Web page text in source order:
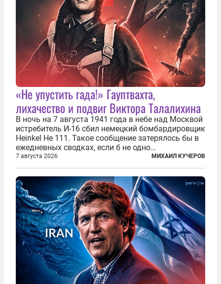
«Не упустить гада!» Гауптвахта,
лихачество и подвиг Виктора Талалихина
В ночь на 7 августа 1941 года в небе над Москвой
истребитель И-16 сбил немецкий бомбардировщик
Heinkel He 111. Такое сообщение затерялось бы в
ежедневных сводках, если б не одно
обстоятельство. Это был один из первых в
истории отечественной авиации ночных таранов.
У пилота — младшего лейтенанта...
7 августа 2026 МИХАИЛ КУЧЕРОВ